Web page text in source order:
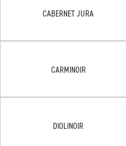
CABERNET JURA
CARMINOIR
DIOLINOIR